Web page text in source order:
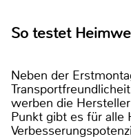
So testet
Neben der
werben die
Punkt gibt es für alle